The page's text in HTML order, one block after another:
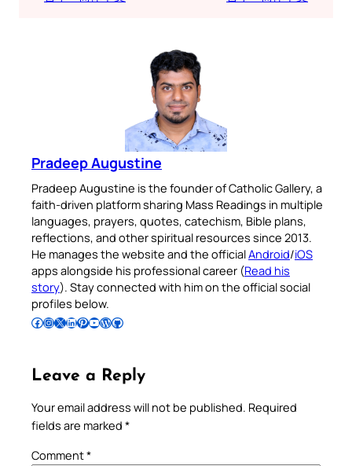
Pradeep Augustine
Pradeep Augustine is the founder of Catholic Gallery, a
faith-driven platform sharing Mass Readings in multiple
languages, prayers, quotes, catechism, Bible plans,
reflections, and other spiritual resources since 2013.
He manages the website and the officialAndroid/iOS
apps alongside his professional career (Read his
story). Stay connected with him on the official social
profiles below.
Follow Pradeep on Facebook Follow Pradeep on InstagramFollow Pradeep on X Follow Pradeep on LinkedIn Follow Pradeep on Pinterest Subscribe to Pradeep’s Youtube Channel Follow Pradeep on WordPress Follow Pradeep on GitHub
Leave a Reply
Your email address will not be published. Required
fields are marked *
Comment*